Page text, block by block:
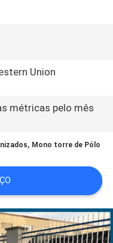
Union
métricas pelo mês
, Mono torre de Pólo